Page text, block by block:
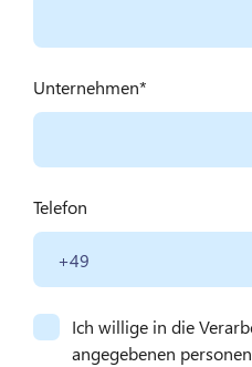
Unternehmen
Telefon
Ich willige in die
angegebenen